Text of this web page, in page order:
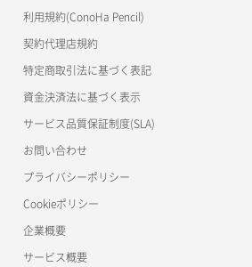
公開API(ConoHa VPS Ver.2.0)
利用規約(ConoHa Pencil)
契約代理店規約
特定商取引法に基づく表記
資金決済法に基づく表示
サービス品質保証制度(SLA)
お問い合わせ
プライバシーポリシー
Cookieポリシー
企業概要
サービス概要